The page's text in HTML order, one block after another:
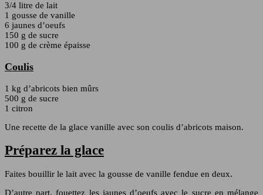
3/4 litre de lait
1 gousse de vanille
6 jaunes d’oeufs
150 g de sucre
100 g de crème épaisse
Coulis
1 kg d’abricots bien mûrs
500 g de sucre
1 citron
Une recette de la glace vanille avec son coulis d’abricots maison.
Préparez la glace
Faites bouillir le lait avec la gousse de vanille fendue en deux.
D’autre part, fouettez les jaunes d’oeufs avec le sucre en mélange